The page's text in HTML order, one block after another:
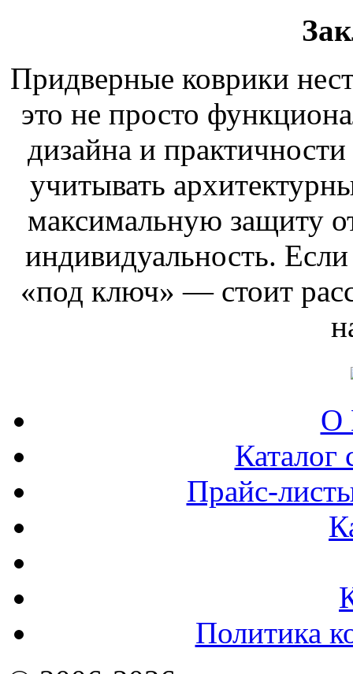
Придверные коврики
это не просто
дизайна и
учитывать
максимальную защиту
индивидуальность.
«под ключ» — стоит
О
Каталог
Прайс-
Политика